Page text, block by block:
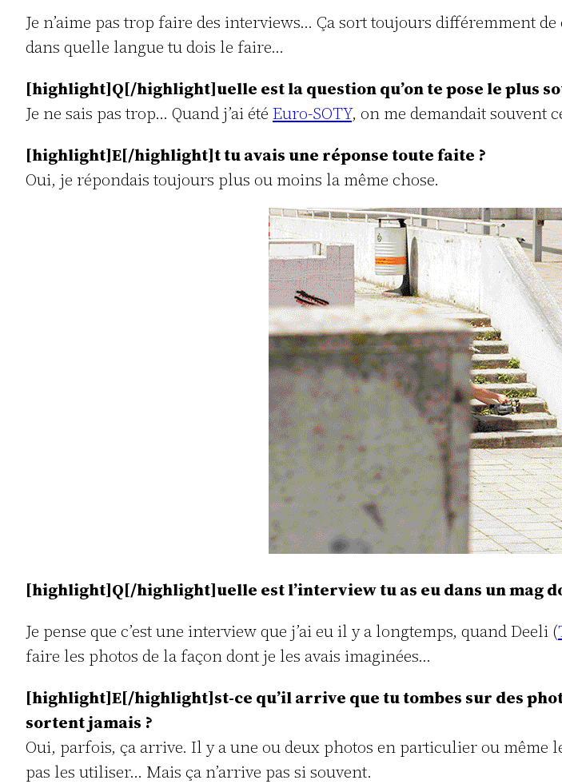
Je n’aime pas trop faire des interviews… Ça sort toujours différemment
dans quelle langue tu dois le faire…
[highlight]Q[/highlight]uelle est la question qu’on te pose le plus
Je ne sais pas trop… Quand j’ai été Euro-SOTY, on me demandait souvent
[highlight]E[/highlight]t tu avais une réponse toute faite ?
Oui, je répondais toujours plus ou moins la même chose.
[highlight]Q[/highlight]uelle est l’interview tu as eu dans un mag
Je pense que c’est une interview que j’ai eu il y a longtemps, quand Deeli (
faire les photos de la façon dont je les avais imaginées…
[highlight]E[/highlight]st-ce qu’il arrive que tu tombes sur des
sortent jamais ?
Oui, parfois, ça arrive. Il y a une ou deux photos en particulier ou même
pas les utiliser… Mais ça n’arrive pas si souvent.